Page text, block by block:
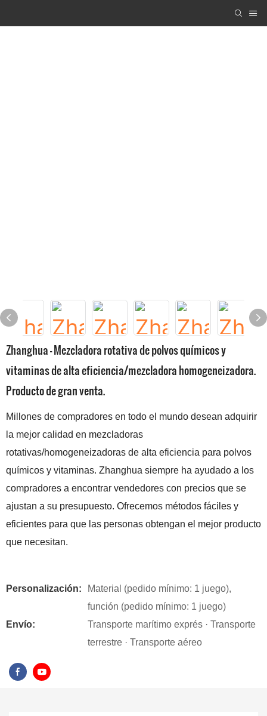
Zhanghua - Mezcladora rotativa de polvos químicos y
vitaminas de alta eficiencia/mezcladora homogeneizadora.
Producto de gran venta.
Millones de compradores en todo el mundo desean adquirir
la mejor calidad en mezcladoras
rotativas/homogeneizadoras de alta eficiencia para polvos
químicos y vitaminas. Zhanghua siempre ha ayudado a los
compradores a encontrar vendedores con precios que se
ajustan a su presupuesto. Ofrecemos métodos fáciles y
eficientes para que las personas obtengan el mejor producto
que necesitan.
Personalización:
Material (pedido mínimo: 1 juego),
función (pedido mínimo: 1 juego)
Envío:
Transporte marítimo exprés · Transporte
terrestre · Transporte aéreo